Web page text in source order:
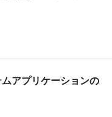
アプリケーションの